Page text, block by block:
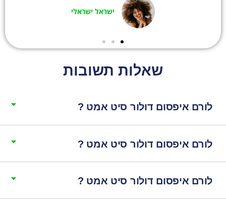
ישראל ישראלי
שאלות תשובות
לורם איפסום דולור סיט אמט ?
לורם איפסום דולור סיט אמט ?
לורם איפסום דולור סיט אמט ?